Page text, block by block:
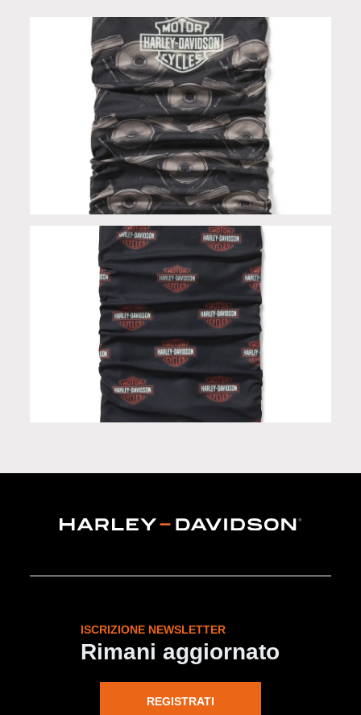
Scaldacollo in Limited Edition
Scaldacollo in Limited Edition
ISCRIZIONE NEWSLETTER
Rimani aggiornato
REGISTRATI